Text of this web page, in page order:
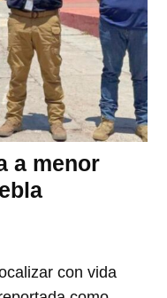
a menor
con vida